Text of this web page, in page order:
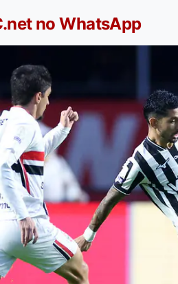
no WhatsApp